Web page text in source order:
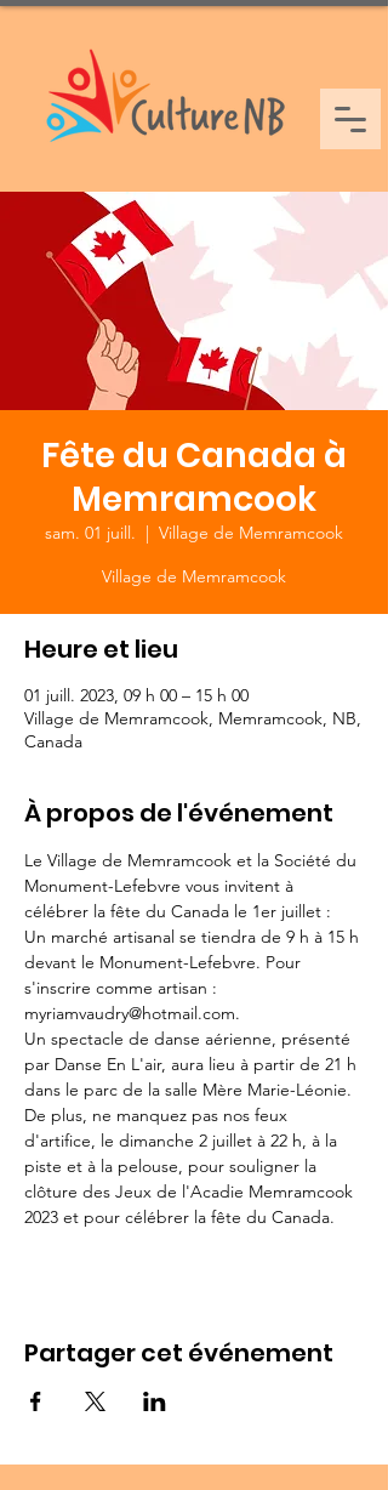
Fête du Canada à
Memramcook
sam. 01 juill.
  |
Village de Memramcook
Village de Memramcook
Heure et lieu
01 juill. 2023, 09 h 00 – 15 h 00
Village de Memramcook, Memramcook, NB,
Canada
À propos de l'événement
Le Village de Memramcook et la Société du
Monument-Lefebvre vous invitent à
célébrer la fête du Canada le 1er juillet :
Un marché artisanal se tiendra de 9 h à 15 h
devant le Monument-Lefebvre. Pour
s'inscrire comme artisan :
myriamvaudry@hotmail.com.
Un spectacle de danse aérienne, présenté
par Danse En L'air, aura lieu à partir de 21 h
dans le parc de la salle Mère Marie-Léonie.
De plus, ne manquez pas nos feux
d'artifice, le dimanche 2 juillet à 22 h, à la
piste et à la pelouse, pour souligner la
clôture des Jeux de l'Acadie Memramcook
2023 et pour célébrer la fête du Canada.
Partager cet événement